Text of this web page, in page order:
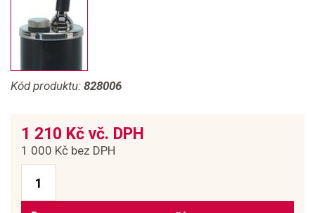
Kód produktu: 828006
1 210 Kč vč. DPH
1 000 Kč bez DPH